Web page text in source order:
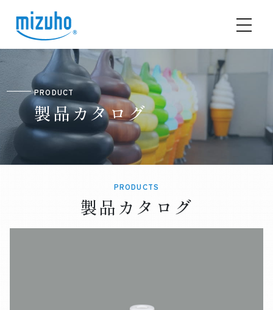
PRODUCT
製品カタログ
PRODUCTS
製品カタログ